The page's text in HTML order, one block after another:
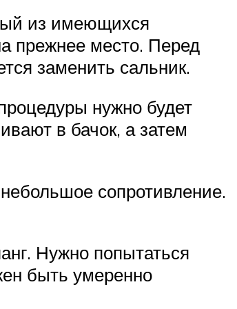
из имеющихся
прежнее место. Перед
заменить сальник.
нужно будет
в бачок, а затем
сопротивление.
Нужно попытаться
быть умеренно